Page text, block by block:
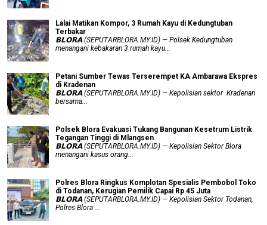
Lalai Matikan Kompor, 3 Rumah Kayu di Kedungtuban
Terbakar
𝗕𝗟𝗢𝗥𝗔 (SEPUTARBLORA.MY.ID) — Polsek Kedungtuban
menangani kebakaran 3 rumah kayu...
Petani Sumber Tewas Terserempet KA Ambarawa Ekspres
di Kradenan
𝗕𝗟𝗢𝗥𝗔 (SEPUTARBLORA.MY.ID) — Kepolisian sektor Kradenan
bersama...
Polsek Blora Evakuasi Tukang Bangunan Kesetrum Listrik
Tegangan Tinggi di Mlangsen
𝗕𝗟𝗢𝗥𝗔 (SEPUTARBLORA.MY.ID) — Kepolisian Sektor Blora
menangani kasus orang...
Polres Blora Ringkus Komplotan Spesialis Pembobol Toko
di Todanan, Kerugian Pemilik Capai Rp 45 Juta
𝗕𝗟𝗢𝗥𝗔 (SEPUTARBLORA.MY.ID) — Kepolisian Sektor Todanan,
Polres Blora ...